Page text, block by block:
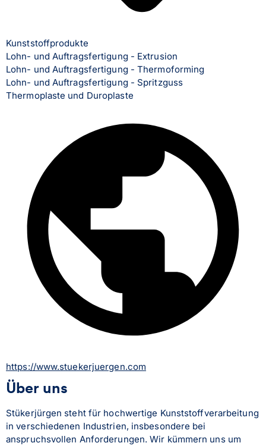
Kunststoffprodukte
Lohn- und Auftragsfertigung - Extrusion
Lohn- und Auftragsfertigung - Thermoforming
Lohn- und Auftragsfertigung - Spritzguss
Thermoplaste und Duroplaste
https://www.stuekerjuergen.com
Über uns
Stükerjürgen steht für hochwertige Kunststoffverarbeitung
in verschiedenen Industrien, insbesondere bei
anspruchsvollen Anforderungen. Wir kümmern uns um